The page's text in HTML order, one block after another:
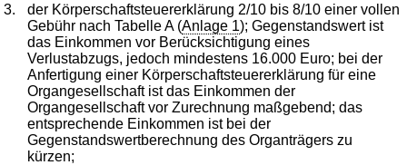
3.
der Körperschaftsteuererklärung 2/10 bis 8/10 einer vollen
Gebühr nach Tabelle A (Anlage 1); Gegenstandswert ist
das Einkommen vor Berücksichtigung eines
Verlustabzugs, jedoch mindestens 16.000 Euro; bei der
Anfertigung einer Körperschaftsteuererklärung für eine
Organgesellschaft ist das Einkommen der
Organgesellschaft vor Zurechnung maßgebend; das
entsprechende Einkommen ist bei der
Gegenstandswertberechnung des Organträgers zu
kürzen;